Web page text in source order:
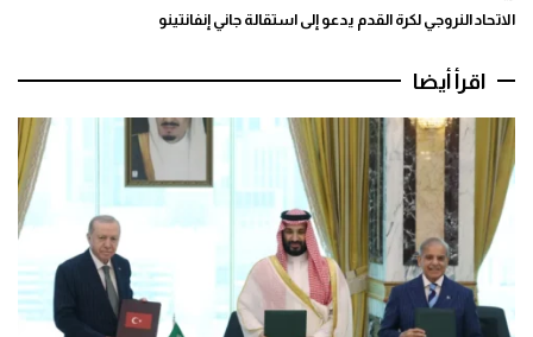
الاتحاد النروجي لكرة القدم يدعو إلى استقالة جاني إنفانتينو
اقرأ أيضا